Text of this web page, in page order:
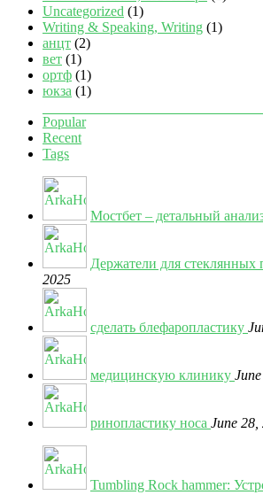
Uncategorized (1)
Writing & Speaking, Writing (1)
анцт (2)
вет (1)
ортф (1)
юкза (1)
Popular
Recent
Tags
Мостбет – детальный
Держатели для
2025
сделать блефаропластику
медицинскую клинику
ринопластику носа June 28,
Tumbling Rock hammer: